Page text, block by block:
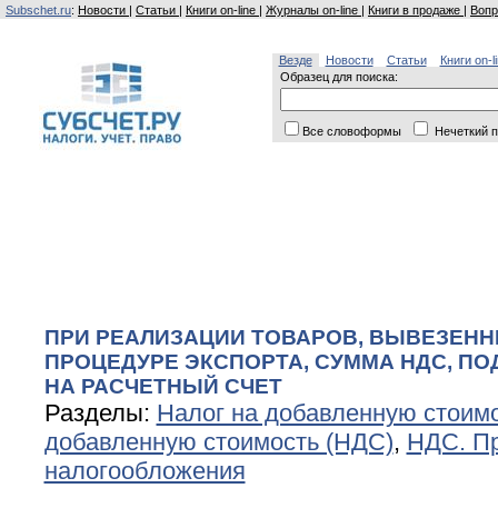
Subschet.ru: Новости | Статьи | Книги on-line | Журналы on-line | Книги в продаже |
Везде Новости Статьи
Книги on-
Образец для поиска:
Все словоформы Нечеткий
ПРИ РЕАЛИЗАЦИИ ТОВАРОВ,
ПРОЦЕДУРЕ ЭКСПОРТА, СУММА НДС,
НА РАСЧЕТНЫЙ СЧЕТ
Разделы: Налог на добавленную
добавленную стоимость (НДС), НДС.
налогообложения